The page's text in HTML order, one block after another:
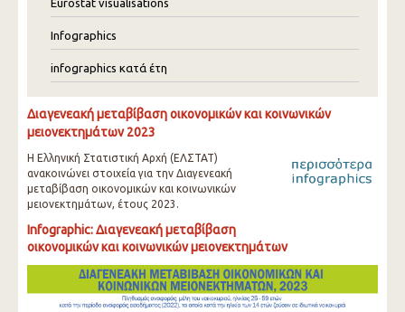
Eurostat visualisations
Infographics
infographics κατά έτη
Διαγενεακή μεταβίβαση οικονομικών και κοινωνικών
μειονεκτημάτων 2023
Η Ελληνική Στατιστική Αρχή (ΕΛΣΤΑΤ)
ανακοινώνει στοιχεία για την Διαγενεακή
μεταβίβαση οικονομικών και κοινωνικών
μειονεκτημάτων, έτους 2023.
Infographic: Διαγενεακή μεταβίβαση
οικονομικών και κοινωνικών μειονεκτημάτων